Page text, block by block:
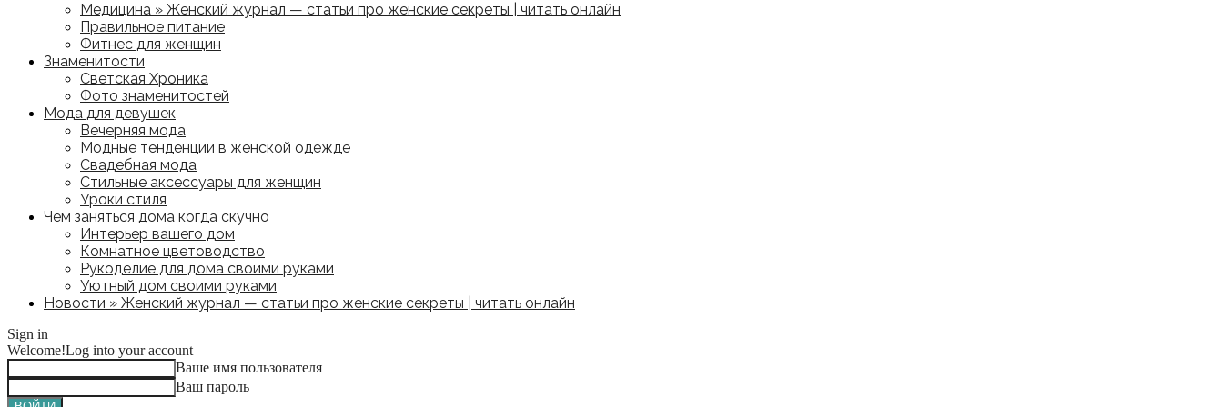
Медицина » Женский журнал — статьи про женские секреты | читать онлайн
Правильное питание
Фитнес для женщин
Знаменитости
Светская Хроника
Фото знаменитостей
Мода для девушек
Вечерняя мода
Модные тенденции в женской одежде
Свадебная мода
Стильные аксессуары для женщин
Уроки стиля
Чем заняться дома когда скучно
Интерьер вашего дом
Комнатное цветоводство
Рукоделие для дома своими руками
Уютный дом своими руками
Новости » Женский журнал — статьи про женские секреты | читать онлайн
Sign in
Welcome!Log into your account
Ваше имя пользователя
Ваш пароль